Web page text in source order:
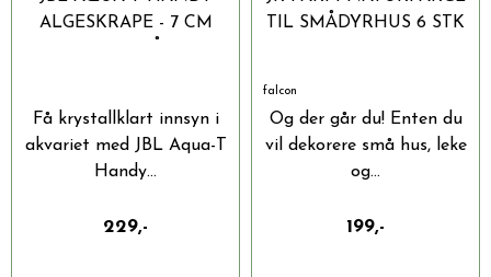
ALGESKRAPE - 7 CM
Få krystallklart innsyn i
akvariet med JBL Aqua-T
Handy...
229,-
TIL SMÅDYRHUS 6 STK
falcon
Og der går du! Enten du
vil dekorere små hus, leke
og...
199,-